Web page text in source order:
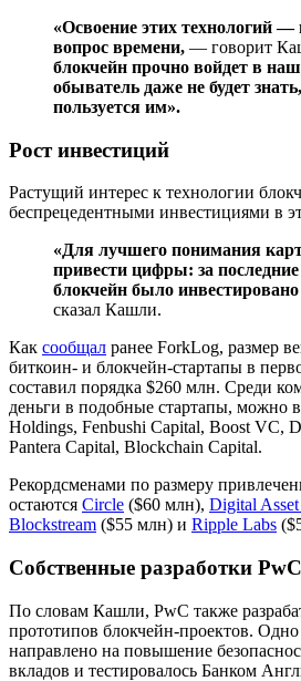
«Освоение этих технологий
вопрос времени, — говорит
блокчейн прочно войдет в
обыватель даже не будет
пользуется им».
Рост инвестиций
Растущий интерес к технологии
беспрецедентными инвестициями в
«Для лучшего понимания
привести цифры: за
блокчейн было
сказал Кашли.
Как сообщал ранее ForkLog, размер
биткоин- и блокчейн-стартапы в
составил порядка $260 млн. Среди
деньги в подобные стартапы, можно
Holdings, Fenbushi Capital, Boost VC,
Pantera Capital, Blockchain Capital.
Рекордсменами по размеру
остаются Circle ($60 млн), Digital
Blockstream ($55 млн) и Ripple Labs
Собственные разработки PwC
По словам Кашли, PwC также
прототипов блокчейн-проектов.
направлено на повышение
вкладов и тестировалось Банком